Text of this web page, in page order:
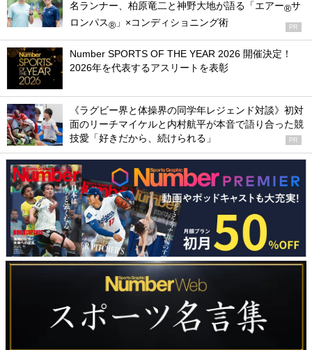
名ランナー、柏原竜二と神野大地が語る「エアー®サ
ロンパス® 」×コンディショニング術 PR
Number SPORTS OF THE YEAR 2026 開催決定！
2026年を代表するアスリートを表彰
《ラグビー界と体操界の同学年レジェンド対談》初対
面のリーチマイケルと内村航平が本音で語り合った競
技愛「好きだから、続けられる」
PR